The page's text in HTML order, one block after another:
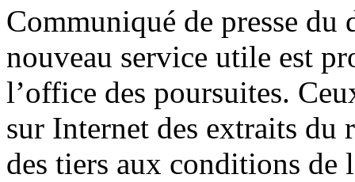
Communiqué de presse du
nouveau service utile est
l’office des poursuites.
sur Internet des extraits du
des tiers aux conditions de